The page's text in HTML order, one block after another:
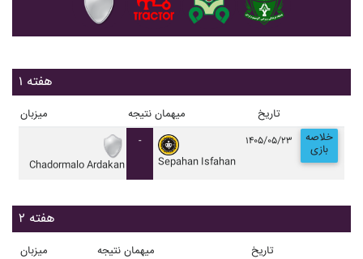
هفته ۱
میزبان نتیجه میهمان تاریخ
Chadormalo Ardakan
-
Sepahan Isfahan
۱۴۰۵/۰۵/۲۳ خلاصه
بازی
هفته ۲
میزبان نتیجه میهمان تاریخ